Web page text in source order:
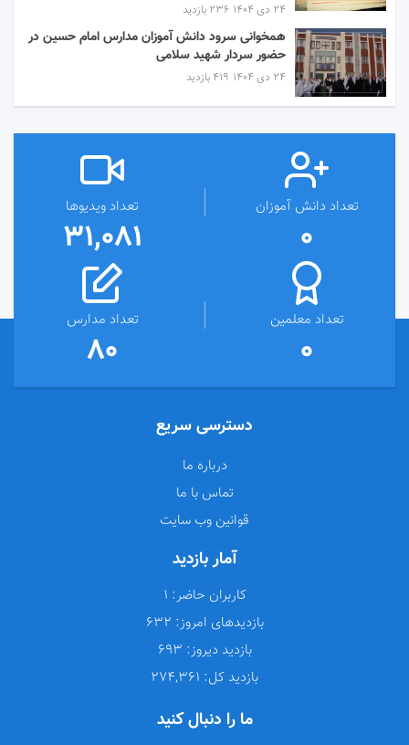
۲۴ دی ۱۴۰۴ 236 بازدید
همخوانی سرود دانش آموزان مدارس امام حسین در
حضور سردار شهید سلامی
۲۴ دی ۱۴۰۴ 419 بازدید
تعداد دانش آموزان
0
تعداد ویدیوها
31,081
تعداد معلمین
0
تعداد مدارس
80
دسترسی سریع
درباره ما
تماس با ما
قوانین وب سایت
آمار بازدید
کاربران حاضر:
بازدیدهای امروز:
بازدید دیروز:
بازدید کل:
ما را دنبال کنید